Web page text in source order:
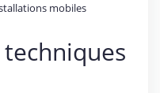
mobiles